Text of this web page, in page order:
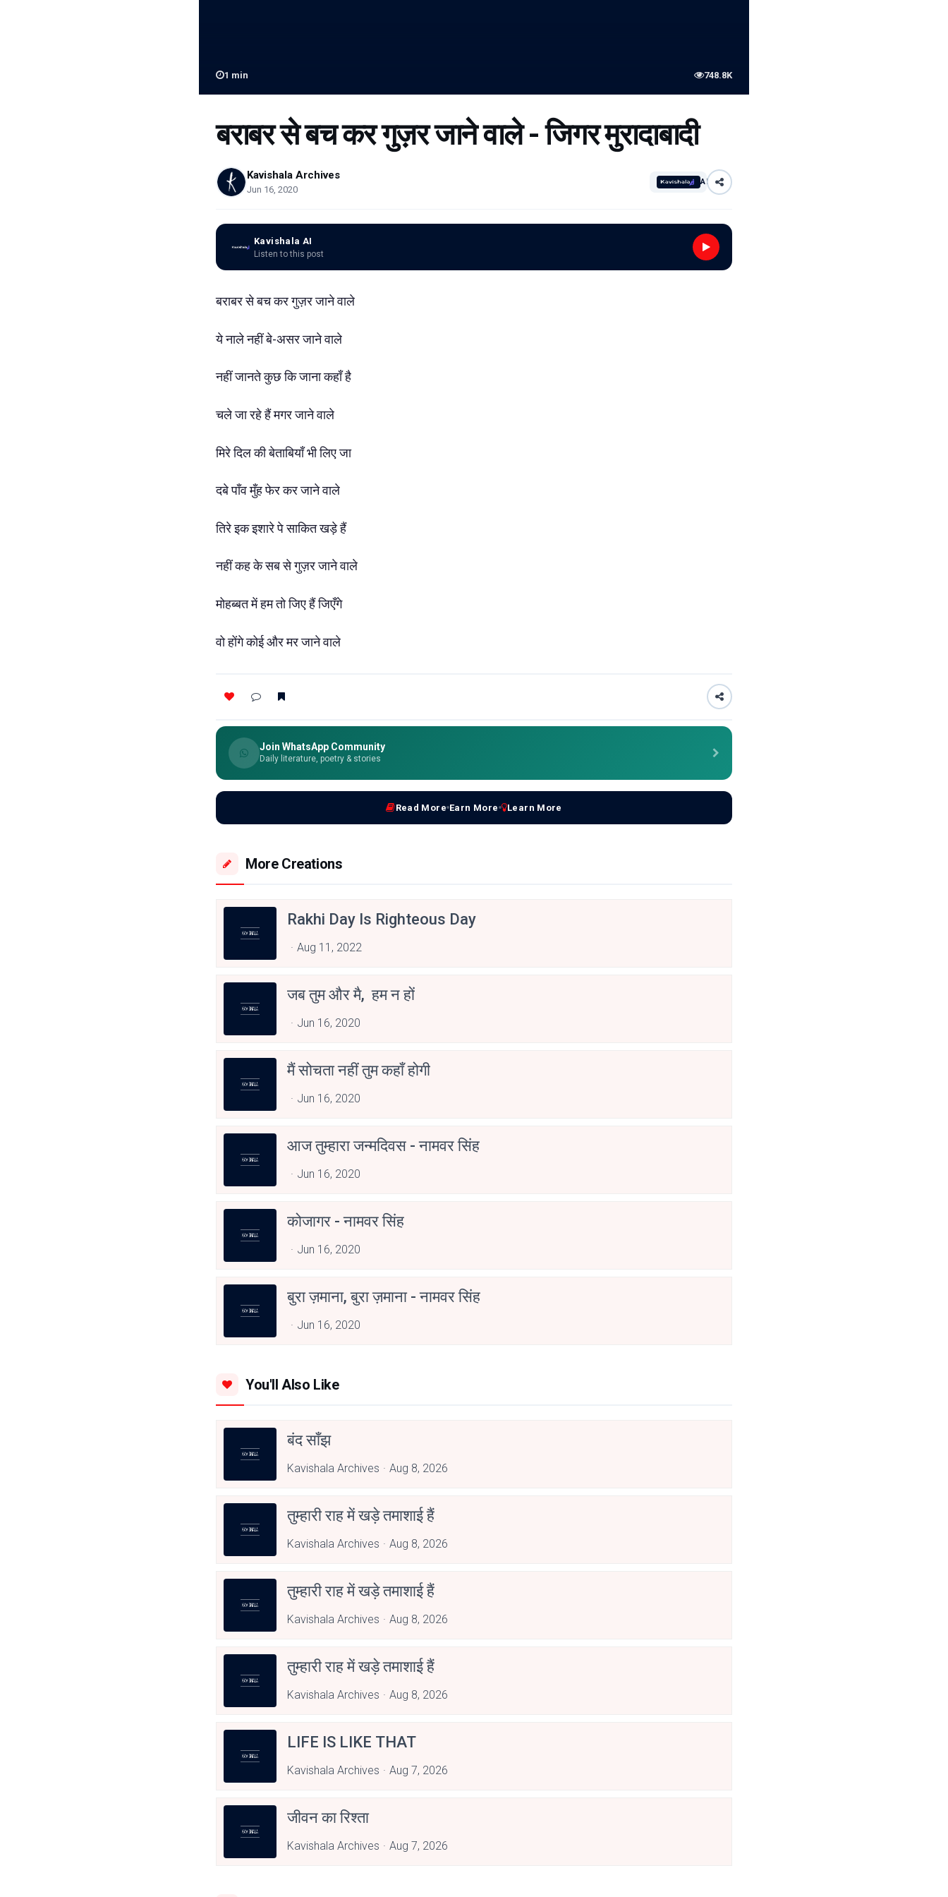
1 min 748.8K
बराबर से बच कर गुज़र जाने वाले - जिगर मुरादाबादी
Kavishala Archives
Jun 16, 2020
AI
Kavishala AI
Listen to this post
बराबरसेबचकरगुज़रजानेवाले
येनालेनहींबे-असरजानेवाले
नहींजानतेकुछकिजानाकहाँहै
चलेजारहेहैंमगरजानेवाले
मिरेदिलकीबेताबियाँभीलिएजा
दबेपाँवमुँहफेरकरजानेवाले
तिरेइकइशारेपेसाकितखड़ेहैं
नहींकहकेसबसेगुज़रजानेवाले
मोहब्बतमेंहमतोजिएहैंजिएँगे
वोहोंगेकोईऔरमरजानेवाले
Join WhatsApp Community
Daily literature, poetry & stories
Read More Earn More Learn More
More Creations
Rakhi Day Is Righteous Day
Aug 11, 2022
जब तुम और मै, हम न हों
Jun 16, 2020
मैं सोचता नहीं तुम कहाँ होगी
Jun 16, 2020
आज तुम्हारा जन्मदिवस - नामवर सिंह
Jun 16, 2020
कोजागर - नामवर सिंह
Jun 16, 2020
बुरा ज़माना, बुरा ज़माना - नामवर सिंह
Jun 16, 2020
You'll Also Like
बंद साँझ
Kavishala Archives Aug 8, 2026
तुम्हारी राह में खड़े तमाशाई हैं
Kavishala Archives Aug 8, 2026
तुम्हारी राह में खड़े तमाशाई हैं
Kavishala Archives Aug 8, 2026
तुम्हारी राह में खड़े तमाशाई हैं
Kavishala Archives Aug 8, 2026
LIFE IS LIKE THAT
Kavishala Archives Aug 7, 2026
जीवन का रिश्ता
Kavishala Archives Aug 7, 2026